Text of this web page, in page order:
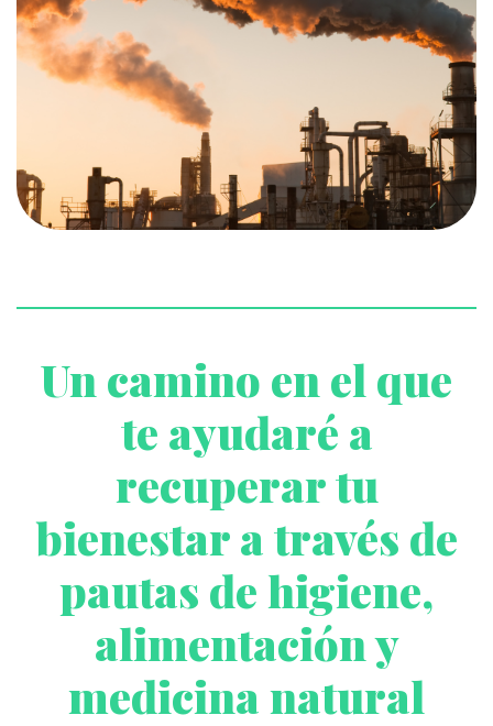
Un camino en el que
te ayudaré a
recuperar tu
bienestar a través de
pautas de higiene,
alimentación y
medicina natural